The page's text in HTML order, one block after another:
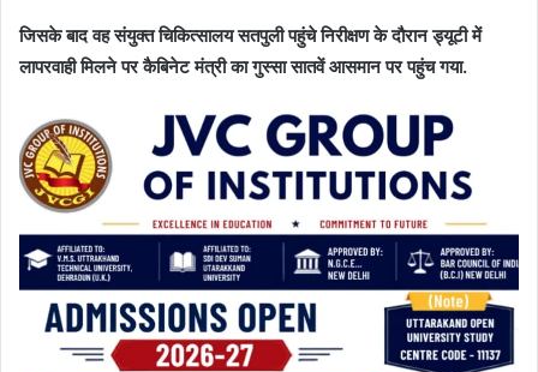
जिसके बाद वह संयुक्त चिकित्सालय सतपुली पहुंचे निरीक्षण के दौरान ड्यूटी में
लापरवाही मिलने पर कैबिनेट मंत्री का गुस्सा सातवें आसमान पर पहुंच गया.